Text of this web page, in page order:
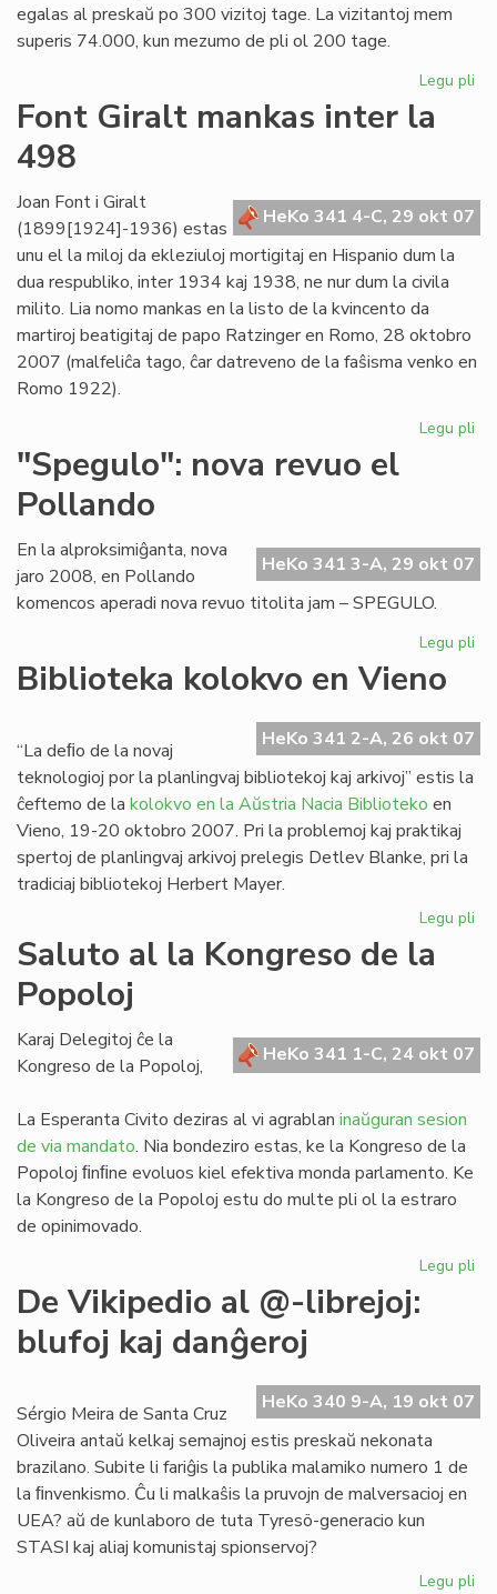
egalas al preskaŭ po 300 vizitoj tage. La vizitantoj mem
superis 74.000, kun mezumo de pli ol 200 tage.
Legu pli
Font Giralt mankas inter la
498
HeKo 341 4-C, 29 okt 07
Joan Font i Giralt
(1899[1924]-1936) estas
unu el la miloj da ekleziuloj mortigitaj en Hispanio dum la
dua respubliko, inter 1934 kaj 1938, ne nur dum la civila
milito. Lia nomo mankas en la listo de la kvincento da
martiroj beatigitaj de papo Ratzinger en Romo, 28 oktobro
2007 (malfeliĉa tago, ĉar datreveno de la faŝisma venko en
Romo 1922).
Legu pli
la
"Spegulo": nova revuo el
Pollando
HeKo 341 3-A, 29 okt 07
En la alproksimiĝanta, nova
jaro 2008, en Pollando
komencos aperadi nova revuo titolita jam – SPEGULO.
Legu pli
Biblioteka kolokvo en Vieno
HeKo 341 2-A, 26 okt 07
“La deﬁo de la novaj
teknologioj por la planlingvaj bibliotekoj kaj arkivoj” estis la
ĉeftemo de la kolokvo en la Aŭstria Nacia Biblioteko en
Vieno, 19-20 oktobro 2007. Pri la problemoj kaj praktikaj
spertoj de planlingvaj arkivoj prelegis Detlev Blanke, pri la
tradiciaj bibliotekoj Herbert Mayer.
Legu pli
Saluto al la Kongreso de la
Popoloj
HeKo 341 1-C, 24 okt 07
Karaj Delegitoj ĉe la
Kongreso de la Popoloj,
La Esperanta Civito deziras al vi agrablan inaŭguran sesion
de via mandato. Nia bondeziro estas, ke la Kongreso de la
Popoloj ﬁnﬁne evoluos kiel efektiva monda parlamento. Ke
la Kongreso de la Popoloj estu do multe pli ol la estraro
de opinimovado.
Legu pli
de
De Vikipedio al @-librejoj:
blufoj kaj danĝeroj
HeKo 340 9-A, 19 okt 07
Sérgio Meira de Santa Cruz
Oliveira antaŭ kelkaj semajnoj estis preskaŭ nekonata
brazilano. Subite li fariĝis la publika malamiko numero 1 de
la ﬁnvenkismo. Ĉu li malkaŝis la pruvojn de malversacioj en
UEA? aŭ de kunlaboro de tuta Tyresö-generacio kun
STASI kaj aliaj komunistaj spionservoj?
Legu pli